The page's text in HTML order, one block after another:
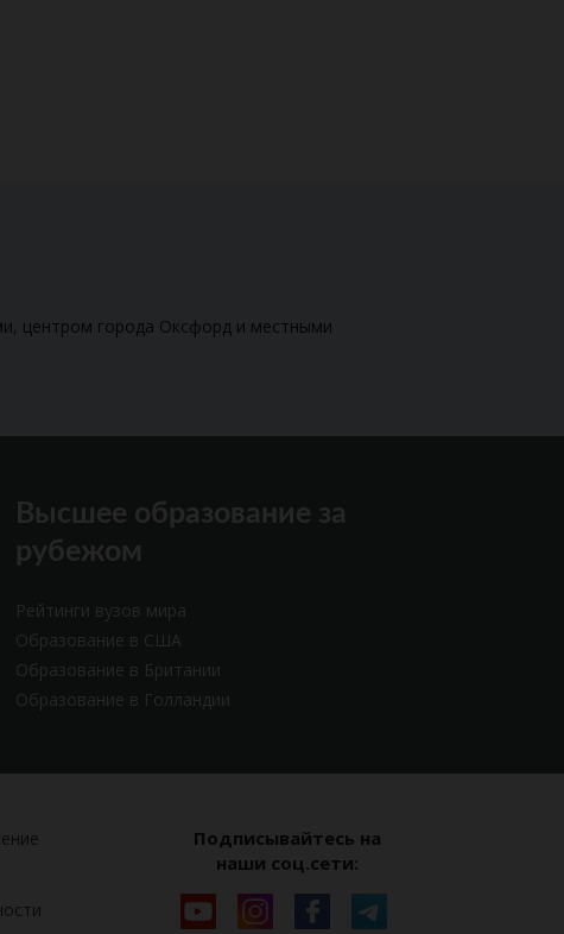
центром города Оксфорд и местными
Высшее образование за
рубежом
Рейтинги вузов мира
Образование в США
Образование в Британии
Образование в Голландии
Подписывайтесь на
наши соц.сети: